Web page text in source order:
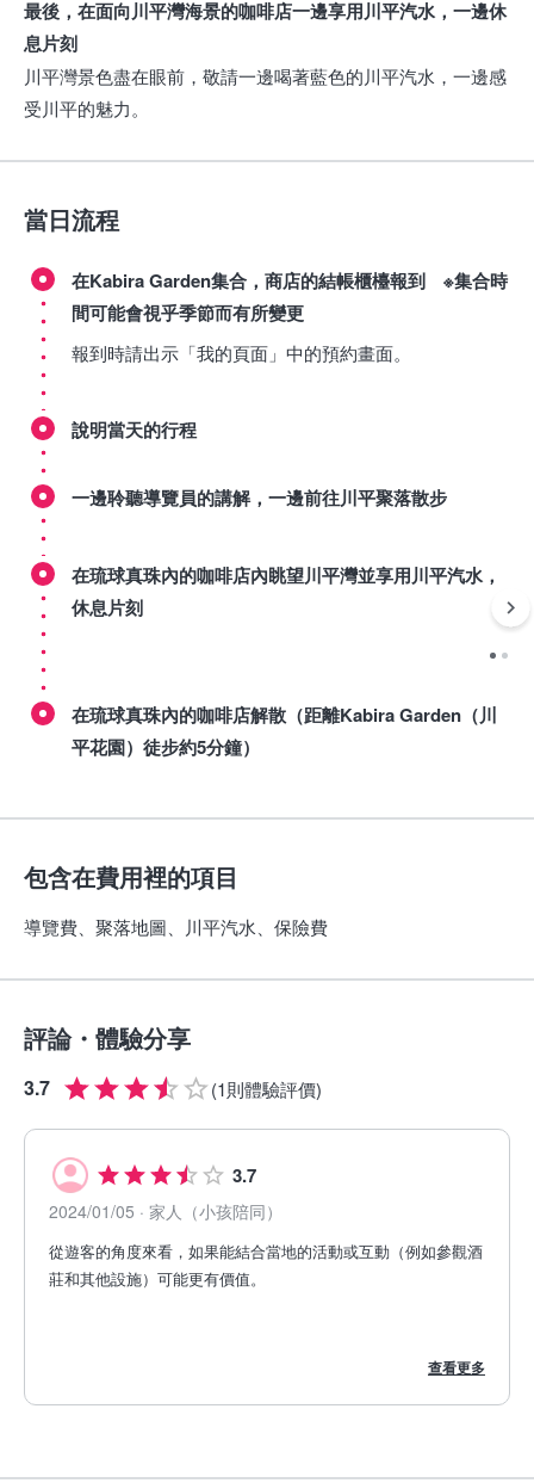
最後，在面向川平灣海景的咖啡店一邊享用川平汽水，一邊休
息片刻
川平灣景色盡在眼前，敬請一邊喝著藍色的川平汽水，一邊感
受川平的魅力。
當日流程
在Kabira Garden集合，商店的結帳櫃檯報到 ※集合時
間可能會視乎季節而有所變更
報到時請出示「我的頁面」中的預約畫面。
說明當天的行程
一邊聆聽導覽員的講解，一邊前往川平聚落散步
在琉球真珠內的咖啡店內眺望川平灣並享用川平汽水，
休息片刻
在琉球真珠內的咖啡店解散（距離Kabira Garden（川
平花園）徒步約5分鐘）
包含在費用裡的項目
導覽費、聚落地圖、川平汽水、保險費
評論・體驗分享
3.7 (1則體驗評價)
3.7
2024/01/05 · 家人（小孩陪同）
從遊客的角度來看，如果能結合當地的活動或互動（例如參觀酒
莊和其他設施）可能更有價值。
查看更多